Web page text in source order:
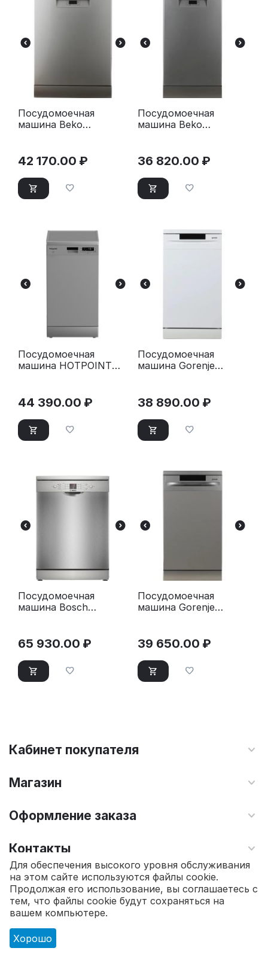
30 670.00 ₽
Посудомоечная
машина Beko
42 170.00 ₽
Посудомоечная
машина Beko
36 820.00 ₽
Посудомоечная
машина HOTPOINT
44 390.00 ₽
Посудомоечная
машина Gorenje
38 890.00 ₽
Посудомоечная
машина Bosch
65 930.00 ₽
Посудомоечная
машина Gorenje
39 650.00 ₽
Кабинет покупателя
Магазин
Оформление заказа
Контакты
© 2010 - 2026 Интернет магазин TOPSTO.
Главная
Для обеспечения высокого уровня обслуживания
на этом сайте используются файлы cookie.
Продолжая его использование, вы соглашаетесь с
тем, что файлы cookie будут сохраняться на
вашем компьютере.
Хорошо